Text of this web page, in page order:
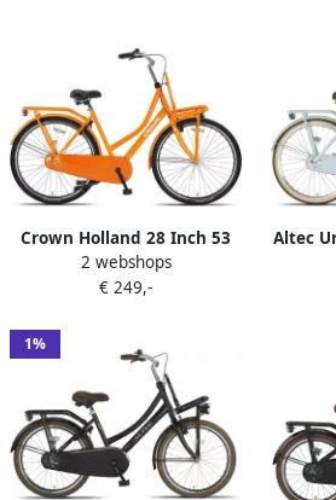
Crown Holland 28 Inch 53
cm Dames Terugtraprem
Oranje
2 webshops
€ 249,-
Altec
1%